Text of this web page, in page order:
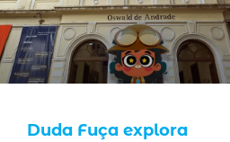
Duda Fuça explora